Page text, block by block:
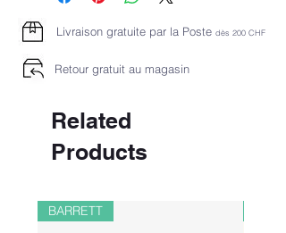
Livraison gratuite par la Poste dès 200 CHF
Retour gratuit au magasin
Related
Products
BARRETT